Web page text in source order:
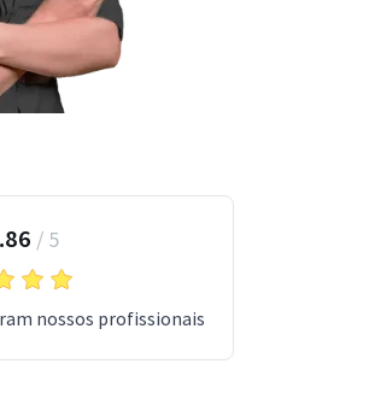
/ 5
nossos profissionais